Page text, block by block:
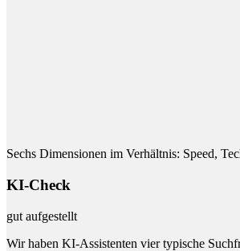
Sechs Dimensionen im Verhältnis: Speed,
KI-Check
gut aufgestellt
Wir haben KI-Assistenten vier typische